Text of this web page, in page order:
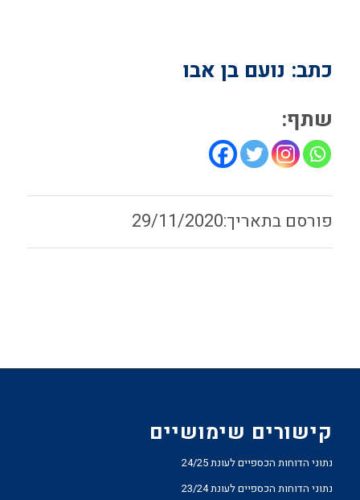
כתב: נועם בן אבו
שתף:
29/11/2020
קישורים שימושיים
נתוני הדוחות הכספיים לעונת 24/25
נתוני הדוחות הכספיים לעונת 23/24